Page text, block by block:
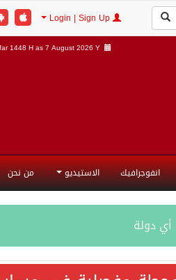
1448 H as7 August 2026 Y |
انفوجرافيك الاستيديو من نحن
أي دولة